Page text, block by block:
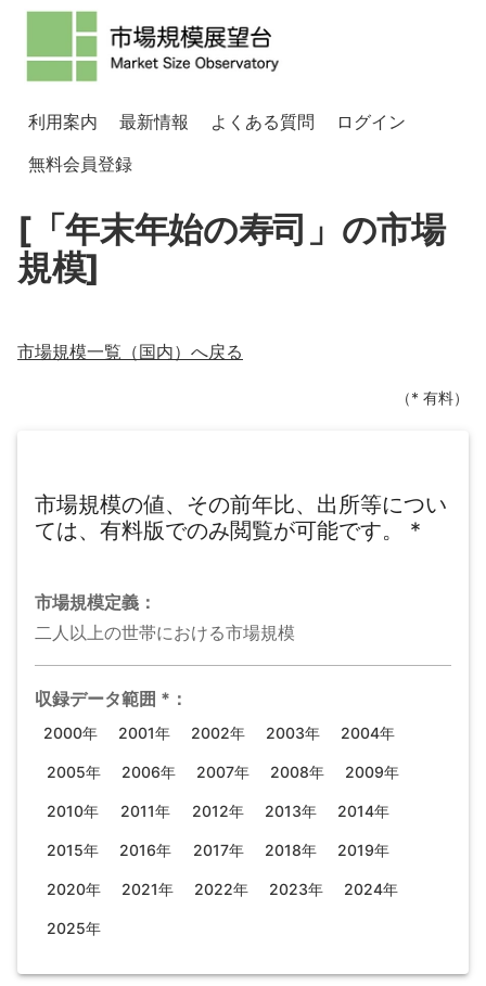
利用案内 最新情報 よくある質問
ログイン
無料会員登録
[「年末年始の寿司」の市場
規模]
市場規模一覧（国内）へ戻る
（* 有料）
市場規模の値、その前年比、出所等につい
ては、有料版でのみ閲覧が可能です。
*
市場規模定義：
二人以上の世帯における市場規模
収録データ範囲 * ：
2000年 2001年 2002年 2003年 2004年
2005年 2006年 2007年 2008年 2009年
2010年 2011年 2012年 2013年 2014年
2015年 2016年 2017年 2018年 2019年
2020年 2021年 2022年 2023年 2024年
2025年